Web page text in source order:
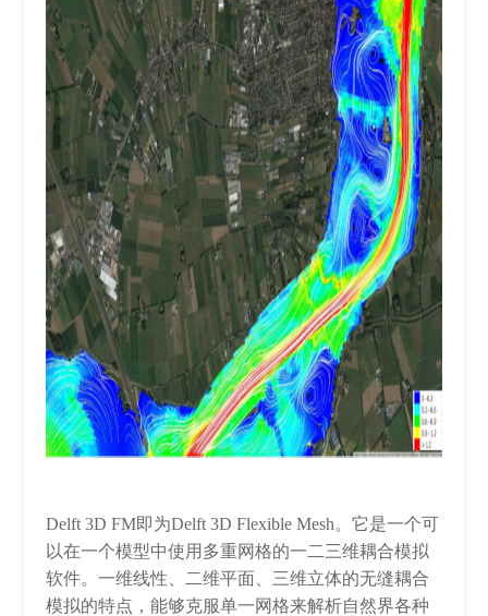
Delft 3D FM即为Delft 3D Flexible Mesh。它是一个可
以在一个模型中使用多重网格的一二三维耦合模拟
软件。一维线性、二维平面、三维立体的无缝耦合
模拟的特点，能够克服单一网格来解析自然界各种